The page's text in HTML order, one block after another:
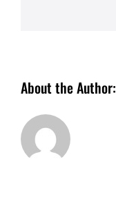
About the Author: